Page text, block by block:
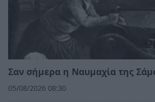
Σαν σήμερα η Ναυμαχία της
05/08/2026 08:30